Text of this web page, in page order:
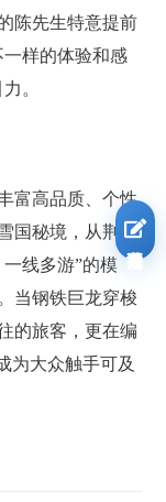
陈先生特意提前
样的体验和感
。
富高品质、个性
国秘境，从荆楚
线多游”的模
当钢铁巨龙穿梭
的旅客，更在编
为大众触手可及
我要报名